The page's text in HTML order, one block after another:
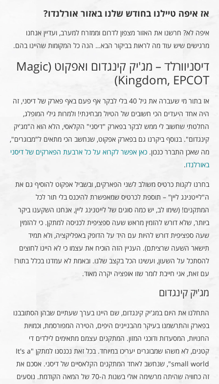
אז איפה טיילנו בחודש שלנו באזור אורלנדו?
איפה לא? חרשנו את האזור מצפון לדרום וממזרח למערב, ועדיין אנחנו
מרגישים שיש עוד מה לראות בביקור הבא… הנה כל המקומות שהיינו בהם.
דיסניוורלד – מג'יק קינגדום ואפקוט (Magic
Kingdom, EPCOT)
אז בתור מי שעברה את גיל 40 בלי לבקר אף פעם באף פארק של דיסני, זה
היה אחד היעדים הכי חשובים של הטיול מבחינתי! ולמרות גילי המופלג,
החלטתי שחשוב לי ממש לבקר בפארק "דיסני" הקלאסי, הלא הוא ה"מג'יק
קינגדום". בנוסף ביקרנו גם בפארק אפקוט, שנחשב הכי מתאים ל"מבוגרים",
מה שאכן התברר כנכון. כאן אפשר לקרוא על כל ארבעת הפארקים של דיסני
באורלנדו.
בחרנו לקנות כרטיס משולב לשני הפארקים, ובשביל אפקוט להוסיף גם את
ה"לייטנינג ליין" – תוספת לכרטיס שמאפשרת להיכנס בלי תור לכל
המתקנים! (שימו לב, יש כמה סוגים של לייטנינג ליין, אנחנו השקענו ביקר
ביותר, שלא דורש להזמין מראש שעה ספציפית לכניסה למתקן. כי להזמין
שעה ספציפית דורש להיות עם היד על הדופק באפליקציה, ולא תמיד
תישאר השעה שרציתם). העניין הזה הוכיח את עצמו כי לא היינו לחוצים
להסתכל על השעון, ועשינו הכל בקצב שלנו. ובאמת לא עמדנו בכלל בתור!
עם זאת, אני חייבת לומר שזו אופציה יקרה מאוד.
מג'יק קינגדום
התחלנו את היום במג'יק קינגדום, שם היינו בערך שעתיים שבהן הסתובבנו
בפארק והתרשמנו בעיקר מהבניינים היפים, הטירה המפורסמת, וכמויות
החנויות, המסעדות ודוכני המזון. המתקנים עצמם מתאימים לילדים די
קטנים, לא משהו שמבוגרים יעריכו במיוחד. בכל זאת נכנסנו למתקן "It's a
small world", שנחשב לאחד המתקנים הקלאסיים של דיסני. אסכם את
זה כחוויה שהיתה מרשימה אולי בשנות ה-70 של המאה הקודמת. נוסעים